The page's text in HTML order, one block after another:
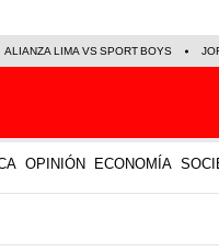
ALIANZA LIMA VS SPORT BOYS
OPINIÓN ECONOMÍA